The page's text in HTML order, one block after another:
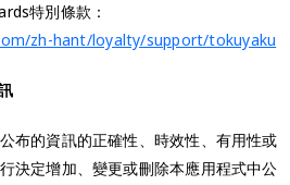
特別條款：
zh-hant/loyalty/support/tokuyaku
布的資訊的正確性、時效性、有用性或
決定增加、變更或刪除本應用程式中公